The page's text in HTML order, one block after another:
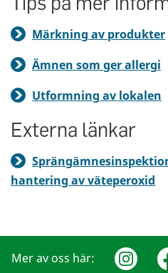
Märkning av produkter
Ämnen som ger allergi
Utformning av lokalen
Externa länkar
hantering av väteperoxid
Mer av oss här: